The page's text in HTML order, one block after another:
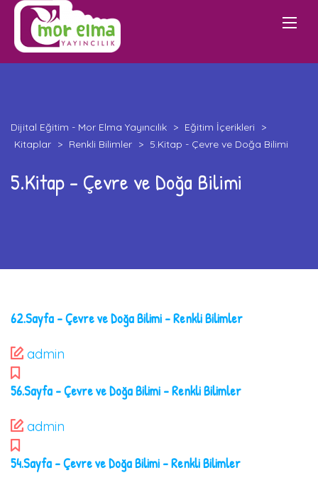
Dijital Eğitim - Mor Elma Yayıncılık > Eğitim İçerikleri
>
Kitaplar > Renkli Bilimler > 5.Kitap - Çevre ve Doğa Bilimi
5.Kitap - Çevre ve Doğa Bilimi
62.Sayfa – Çevre ve Doğa Bilimi – Renkli Bilimler
admin
56.Sayfa – Çevre ve Doğa Bilimi – Renkli Bilimler
admin
54.Sayfa – Çevre ve Doğa Bilimi – Renkli Bilimler